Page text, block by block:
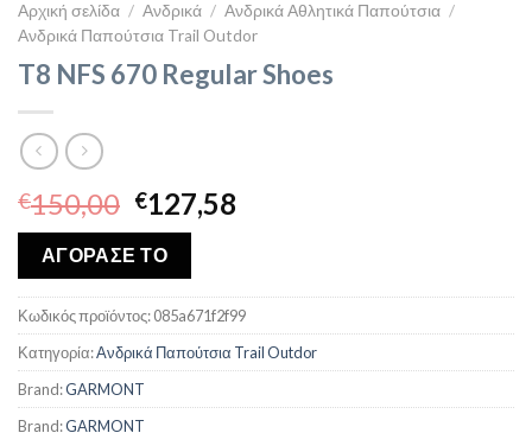
Αρχική σελίδα / Ανδρικά / Ανδρικά Αθλητικά Παπούτσια /
Ανδρικά Παπούτσια Trail Outdor
T8 NFS 670 Regular Shoes
€150,00 Original
price
was:
€150,00.
€127,58
€127,58.
ΑΓΟΡΑΣΕ ΤΟ
Κωδικός προϊόντος:085a671f2f99
Κατηγορία:Ανδρικά Παπούτσια Trail Outdor
Brand:GARMONT
Brand:GARMONT